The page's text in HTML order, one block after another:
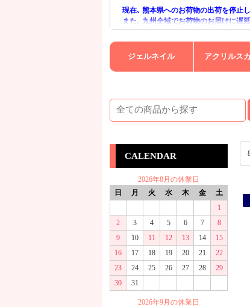
現在､ 熊本県へのお荷物の出荷を停止
また､ 九州全域でお荷物のお届けに遅
ご不便をおかけいたしますが､ 何卒ご
ジェルネイル アクリルス
CALENDAR
2026年8月の休業日
日
月 火 水 木 金
土
1
2
3 4 5 6 7
8
9
10 11 12 13 14
15
16
17 18 19 20 21
22
23
24 25 26 27 28
29
30
31
2026年9月の休業日